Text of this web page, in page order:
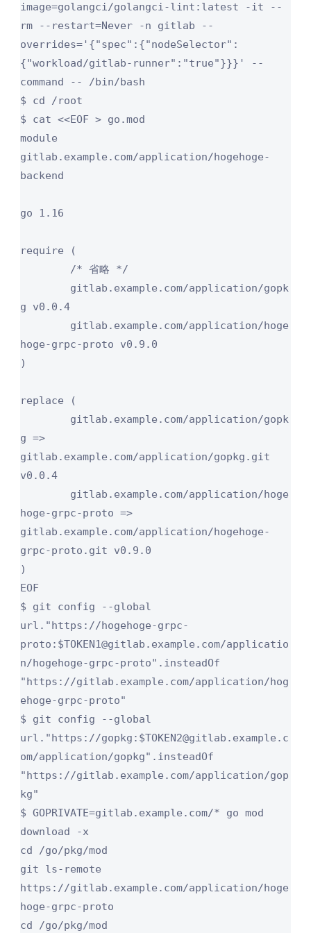
image=golangci/golangci-lint:latest -it --
rm --restart=Never -n gitlab --
overrides='{"spec":{"nodeSelector":
{"workload/gitlab-runner":"true"}}}' --
command -- /bin/bash
$ cd /root
$ cat <<EOF > go.mod
module
gitlab.example.com/application/hogehoge-
backend
go 1.16
require (
g v0.0.4
hoge-grpc-proto v0.9.0
)
replace (
g =>
gitlab.example.com/application/gopkg.git
v0.0.4
hoge-grpc-proto =>
gitlab.example.com/application/hogehoge-
grpc-proto.git v0.9.0
)
EOF
$ git config --global
url."https://hogehoge-grpc-
proto:$TOKEN1@gitlab.example.com/applicatio
n/hogehoge-grpc-proto".insteadOf
"https://gitlab.example.com/application/hog
ehoge-grpc-proto"
$ git config --global
url."https://gopkg:$TOKEN2@gitlab.example.c
om/application/gopkg".insteadOf
"https://gitlab.example.com/application/gop
kg"
$ GOPRIVATE=gitlab.example.com/* go mod
download -x
cd /go/pkg/mod
git ls-remote
https://gitlab.example.com/application/hoge
hoge-grpc-proto
cd /go/pkg/mod